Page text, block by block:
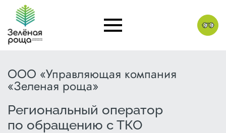
ООО «Управляющая компания
«Зеленая роща»
Региональный оператор
по обращению с ТКО